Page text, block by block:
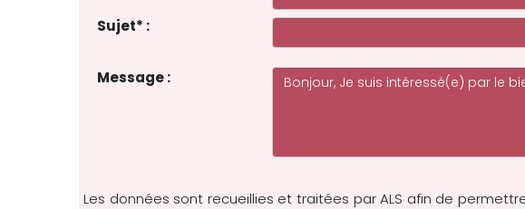
Sujet* :
Message :
Les données sont recueillies et traitées par ALS afin de